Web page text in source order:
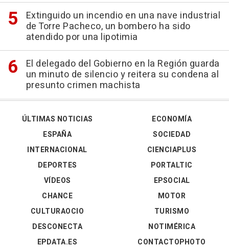
Extinguido un incendio en una nave industrial
de Torre Pacheco, un bombero ha sido
atendido por una lipotimia
El delegado del Gobierno en la Región guarda
un minuto de silencio y reitera su condena al
presunto crimen machista
ÚLTIMAS NOTICIAS
ESPAÑA
INTERNACIONAL
DEPORTES
VÍDEOS
ECONOMÍA
SOCIEDAD
CIENCIAPLUS
PORTALTIC
EPSOCIAL
CHANCE
CULTURAOCIO
DESCONECTA
EPDATA.ES
MOTOR
TURISMO
NOTIMÉRICA
CONTACTOPHOTO